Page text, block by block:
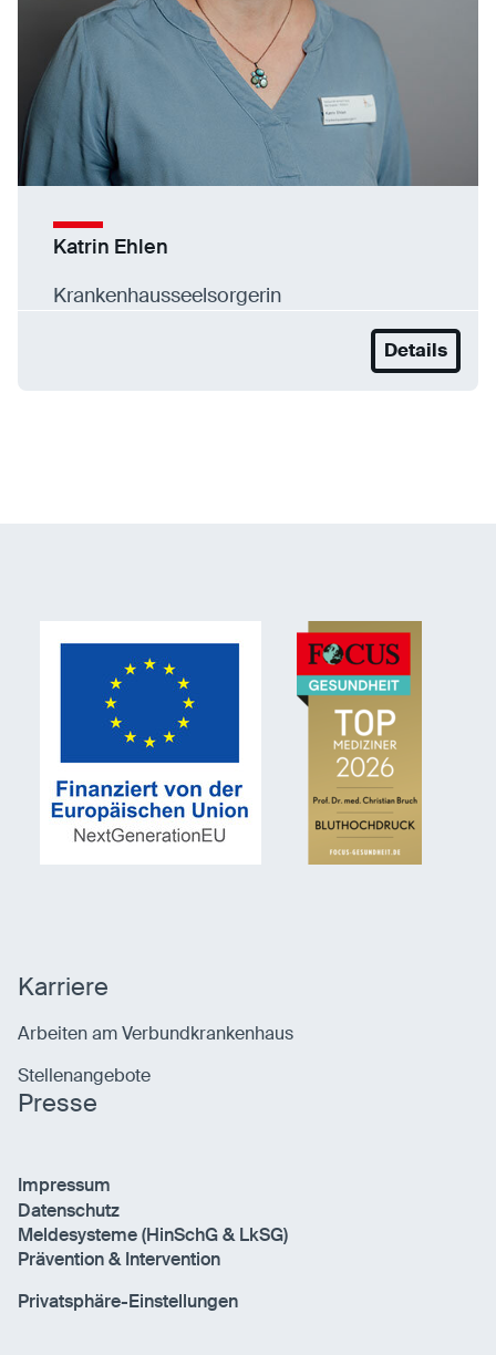
Katrin Ehlen
Krankenhausseelsorgerin
Details
Karriere
Arbeiten am Verbundkrankenhaus
Stellenangebote
Presse
Impressum
Datenschutz
Meldesysteme (HinSchG & LkSG)
Prävention & Intervention
Privatsphäre-Einstellungen